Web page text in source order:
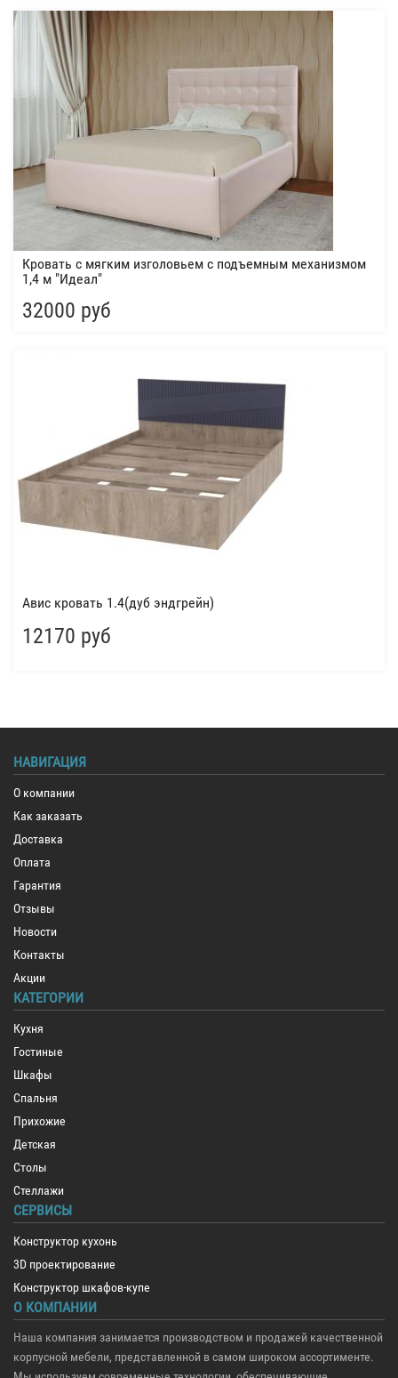
Кровать с мягким изголовьем с подъемным механизмом
1,4 м "Идеал"
32000 руб
Авис кровать 1.4(дуб эндгрейн)
12170 руб
НАВИГАЦИЯ
О компании
Как заказать
Доставка
Оплата
Гарантия
Отзывы
Новости
Контакты
Акции
КАТЕГОРИИ
Кухня
Гостиные
Шкафы
Спальня
Прихожие
Детская
Столы
Стеллажи
СЕРВИСЫ
Конструктор кухонь
3D проектирование
Конструктор шкафов-купе
О КОМПАНИИ
Наша компания занимается производством и продажей качественной
корпусной мебели, представленной в самом широком ассортименте.